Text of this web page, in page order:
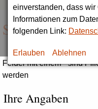
einverstanden, dass
Informationen zum
folgenden Link:
Erlauben Ablehnen
Seite empfehlen
Felder mit einem * sind
werden
Ihre Angaben